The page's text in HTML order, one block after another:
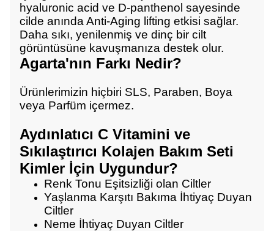
hyaluronic acid ve D-panthenol sayesinde
cilde anında Anti-Aging lifting etkisi sağlar.
Daha sıkı, yenilenmiş ve dinç bir cilt
görüntüsüne kavuşmanıza destek olur.
Agarta'nın Farkı Nedir?
Ürünlerimizin hiçbiri SLS, Paraben, Boya
veya Parfüm içermez.
Aydınlatıcı C Vitamini ve
Sıkılaştırıcı Kolajen Bakım Seti
Kimler İçin Uygundur?
Renk Tonu Eşitsizliği olan Ciltler
Yaşlanma Karşıtı Bakıma İhtiyaç Duyan
Ciltler
Neme İhtiyaç Duyan Ciltler